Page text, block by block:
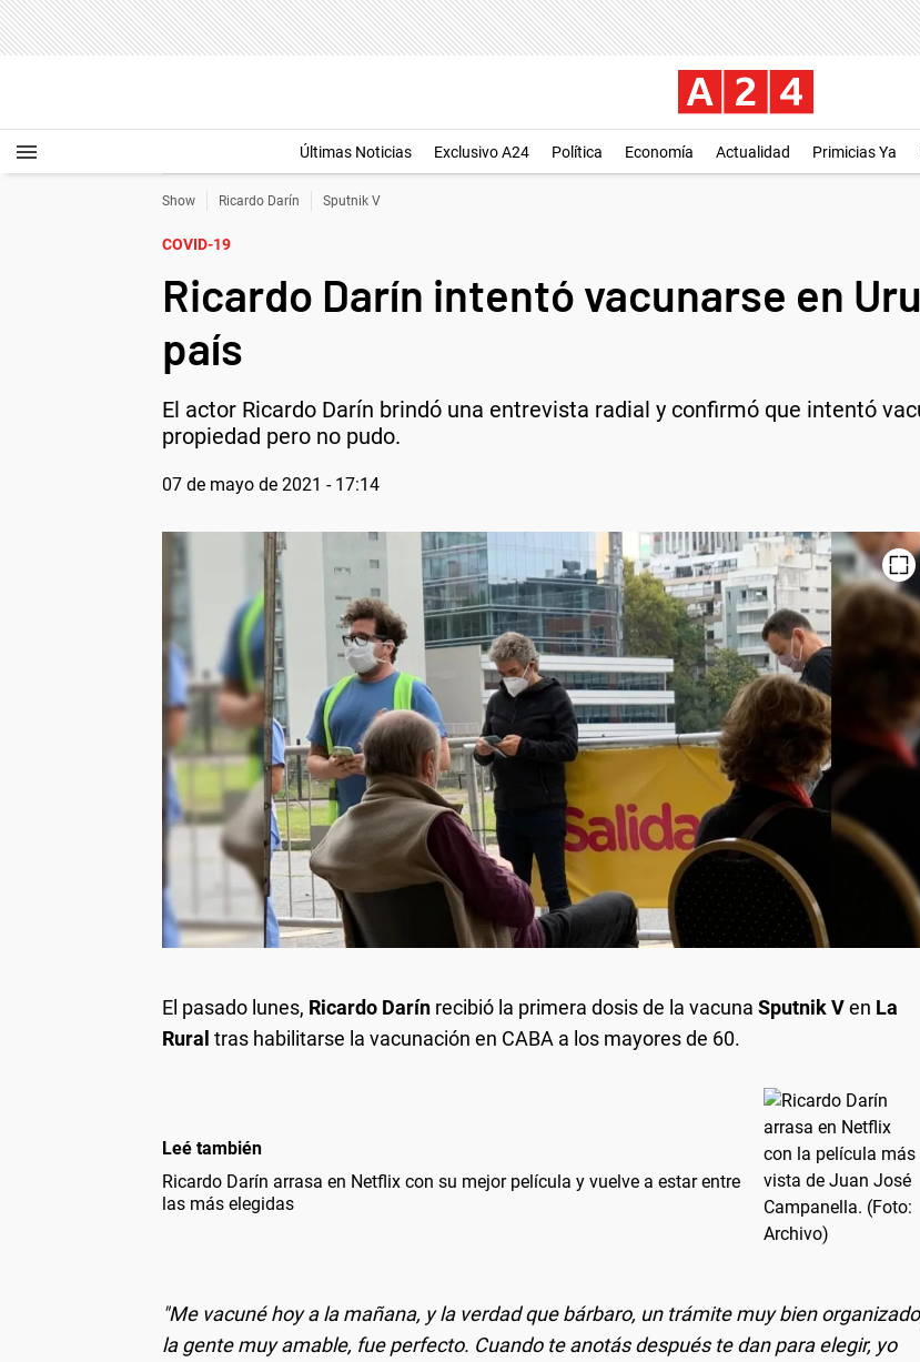
Últimas Noticias Exclusivo A24 Política Economía Actualidad Primicias Ya
Show Ricardo Darín Sputnik V
COVID-19
Ricardo Darín intentó vacunarse en
país
El actor Ricardo Darín brindó una entrevista radial y confirmó que intentó
propiedad pero no pudo.
07 de mayo de 2021 - 17:14
El pasado lunes, Ricardo Darín recibió la primera dosis de la vacuna Sputnik Ven La
Rural tras habilitarse la vacunación en CABA a los mayores de 60.
Leé también
Ricardo Darín arrasa en Netflix con su mejor película y vuelve a estar entre
las más elegidas
"Me vacuné hoy a la mañana, y la verdad que bárbaro, un trámite muy bien
la gente muy amable, fue perfecto. Cuando te anotás después te dan para elegir, yo